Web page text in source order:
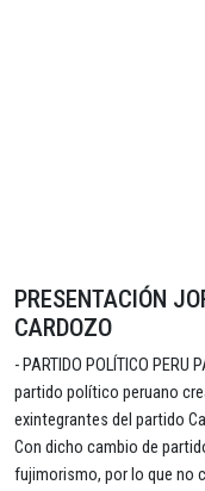
PRESENTACIÓN
CARDOZO
- PARTIDO POLÍTICO PERU
partido político peruano
exintegrantes del partido
Con dicho cambio de
fujimorismo, por lo que no